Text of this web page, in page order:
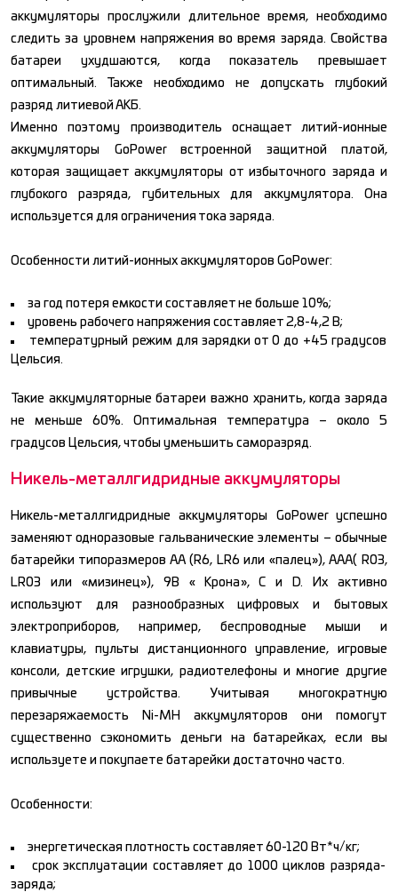
аккумуляторы прослужили длительное время, необходимо
следить за уровнем напряжения во время заряда. Свойства
батареи ухудшаются, когда показатель превышает
оптимальный. Также необходимо не допускать глубокий
разряд литиевой АКБ.
Именно поэтому производитель оснащает литий-ионные
аккумуляторы GoPower встроенной защитной платой,
которая защищает аккумуляторы от избыточного заряда и
глубокого разряда, губительных для аккумулятора. Она
используется для ограничения тока заряда.
Особенности литий-ионных аккумуляторов GoPower:
за год потеря емкости составляет не больше 10%;
уровень рабочего напряжения составляет 2,8-4,2 В;
температурный режим для зарядки от 0 до +45 градусов
Цельсия.
Такие аккумуляторные батареи важно хранить, когда заряда
не меньше 60%. Оптимальная температура – около 5
градусов Цельсия, чтобы уменьшить саморазряд.
Никель-металлгидридные аккумуляторы
Никель-металлгидридные аккумуляторы GoPower успешно
заменяют одноразовые гальванические элементы – обычные
батарейки типоразмеров АА (R6, LR6 или «палец»), ААА( R03,
LR03 или «мизинец»), 9В « Крона», С и D. Их активно
используют для разнообразных цифровых и бытовых
электроприборов, например, беспроводные мыши и
клавиатуры, пульты дистанционного управление, игровые
консоли, детские игрушки, радиотелефоны и многие другие
привычные устройства. Учитывая многократную
перезаряжаемость Ni-MH аккумуляторов они помогут
существенно сэкономить деньги на батарейках, если вы
используете и покупаете батарейки достаточно часто.
Особенности:
энергетическая плотность составляет 60-120 Вт*ч/кг;
срок эксплуатации составляет до 1000 циклов разряда-
заряда;